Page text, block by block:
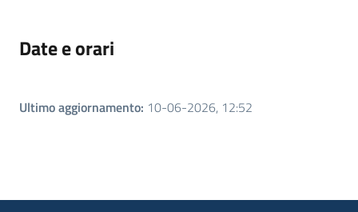
Date e orari
Ultimo aggiornamento: 10-06-2026, 12:52